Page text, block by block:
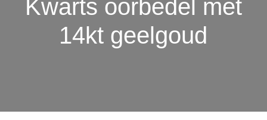
Kwarts oorbedel met
14kt geelgoud